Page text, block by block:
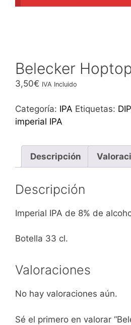
Belecker
3,50€ IVA Incluido
Categoría: IPA Etiquetas:
imperial IPA
Descripción
Descripción
Imperial IPA de 8% de
Botella 33 cl.
Valoraciones
No hay valoraciones aún.
Sé el primero en valorar